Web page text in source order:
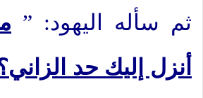
ثم سأله اليهود: ”
أنزل إليك حد